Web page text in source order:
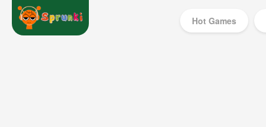
Hot Games